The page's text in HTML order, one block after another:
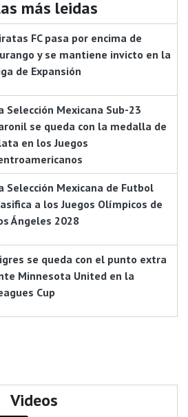
más leidas
FC pasa por encima de
y se mantiene invicto en la
de Expansión
Selección Mexicana Sub-23
se queda con la medalla de
en los Juegos
Selección Mexicana de Futbol
a los Juegos Olímpicos de
Ángeles 2028
se queda con el punto extra
Minnesota United en la
Cup
Videos